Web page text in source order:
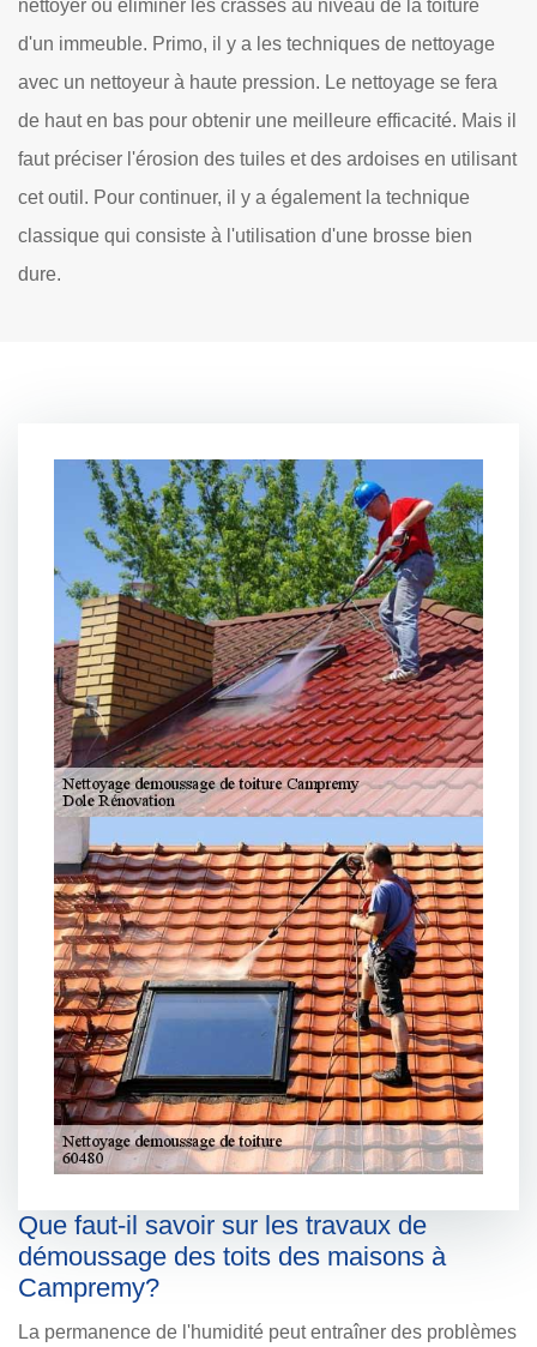
nettoyer ou éliminer les crasses au niveau de la toiture
d'un immeuble. Primo, il y a les techniques de nettoyage
avec un nettoyeur à haute pression. Le nettoyage se fera
de haut en bas pour obtenir une meilleure efficacité. Mais il
faut préciser l'érosion des tuiles et des ardoises en utilisant
cet outil. Pour continuer, il y a également la technique
classique qui consiste à l'utilisation d'une brosse bien
dure.
Que faut-il savoir sur les travaux de
démoussage des toits des maisons à
Campremy?
La permanence de l'humidité peut entraîner des problèmes